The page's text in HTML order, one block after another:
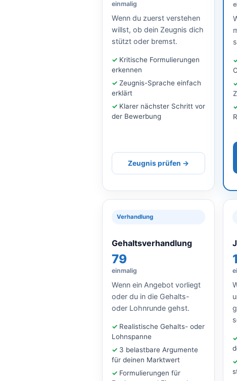
einmalig
Wenn du zuerst verstehen
willst, ob dein Zeugnis dich
stützt oder bremst.
Kritische Formulierungen
erkennen
Zeugnis-Sprache einfach
erklärt
Klarer nächster Schritt vor
der Bewerbung
Zeugnis prüfen →
Verhandlung
Gehaltsverhandlung
79
einmalig
Wenn ein Angebot vorliegt
oder du in die Gehalts-
oder Lohnrunde gehst.
Realistische Gehalts- oder
Lohnspanne
3 belastbare Argumente
für deinen Marktwert
Formulierungen für